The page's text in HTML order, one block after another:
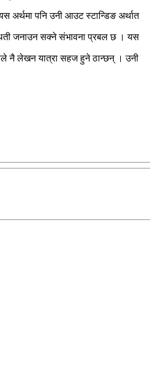
अर्थमा पनि उनी आउट स्टान्डिङ अर्थात
जनाउन सक्ने संभावना प्रबल छ । यस
नै लेखन यात्रा सहज हुने ठान्छन् । उनी